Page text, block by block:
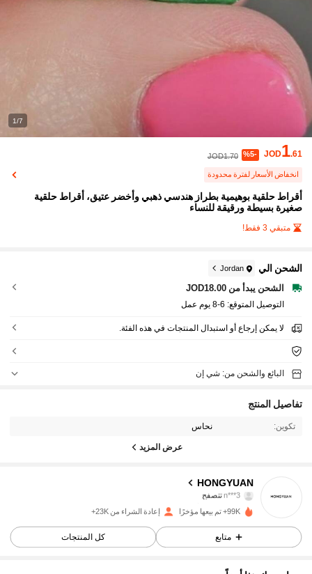
1/7
JOD1.61
%5-
JOD1.70
انخفاض الأسعار لفترة محدودة
أقراط حلقية بوهيمية بطراز هندسي ذهبي وأخضر عتيق، أقراط حلقية
صغيرة بسيطة ورقيقة للنساء
متبقي 3 فقط!
الشحن الي Jordan
الشحن يبدأ من JOD18.00
التوصيل المتوقع: 6-8 يوم عمل
لا يمكن إرجاع أو استبدال المنتجات في هذه الفئة.
البائع والشحن من: شي إن
تفاصيل المنتج
تكوين: نحاس
عرض المزيد
HONGYUAN
n***3تتصفح
4.88
4.5K متابعون
4.88 4.5K متابعون
4.88
99K+ تم بيعها مؤخرًا إعادة الشراء من 23K+
متابع كل المنتجات